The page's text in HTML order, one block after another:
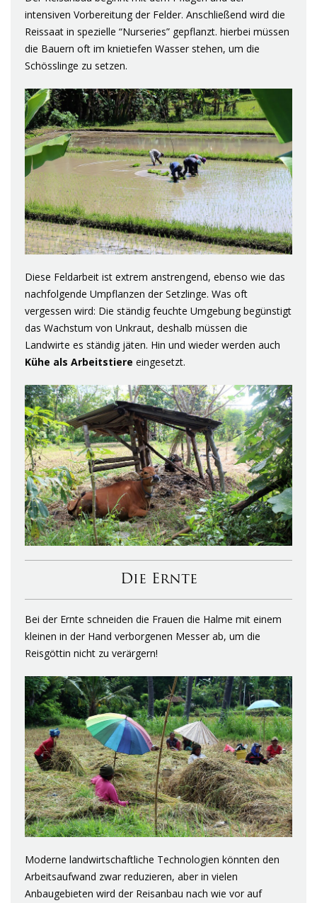
intensiven Vorbereitung der Felder. Anschließend wird die
Reissaat in spezielle “Nurseries” gepflanzt. hierbei müssen
die Bauern oft im knietiefen Wasser stehen, um die
Schösslinge zu setzen.
Diese Feldarbeit ist extrem anstrengend, ebenso wie das
nachfolgende Umpflanzen der Setzlinge. Was oft
vergessen wird: Die ständig feuchte Umgebung begünstigt
das Wachstum von Unkraut, deshalb müssen die
Landwirte es ständig jäten. Hin und wieder werden auch
Kühe als Arbeitstiere eingesetzt.
Die Ernte
Bei der Ernte schneiden die Frauen die Halme mit einem
kleinen in der Hand verborgenen Messer ab, um die
Reisgöttin nicht zu verärgern!
Moderne landwirtschaftliche Technologien könnten den
Arbeitsaufwand zwar reduzieren, aber in vielen
Anbaugebieten wird der Reisanbau nach wie vor auf